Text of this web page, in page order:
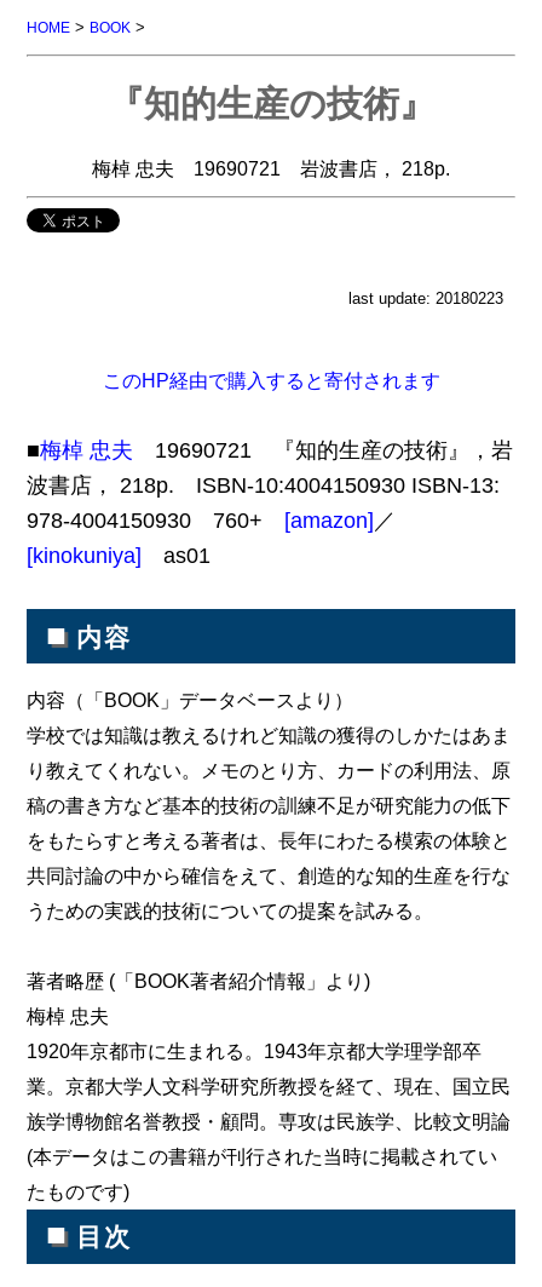
HOME > BOOK >
『知的生産の技術』
梅棹 忠夫 19690721 岩波書店， 218p.
last update: 20180223
このHP経由で購入すると寄付されます
■梅棹 忠夫 19690721 『知的生産の技術』，岩
波書店， 218p. ISBN-10:4004150930 ISBN-13:
978-4004150930 760+ [amazon] ／
[kinokuniya]
as01
■ 内容
内容（「BOOK」データベースより）
学校では知識は教えるけれど知識の獲得のしかたはあま
り教えてくれない。メモのとり方、カードの利用法、原
稿の書き方など基本的技術の訓練不足が研究能力の低下
をもたらすと考える著者は、長年にわたる模索の体験と
共同討論の中から確信をえて、創造的な知的生産を行な
うための実践的技術についての提案を試みる。
著者略歴 (「BOOK著者紹介情報」より)
梅棹 忠夫
1920年京都市に生まれる。1943年京都大学理学部卒
業。京都大学人文科学研究所教授を経て、現在、国立民
族学博物館名誉教授・顧問。専攻は民族学、比較文明論
(本データはこの書籍が刊行された当時に掲載されてい
たものです)
■ 目次